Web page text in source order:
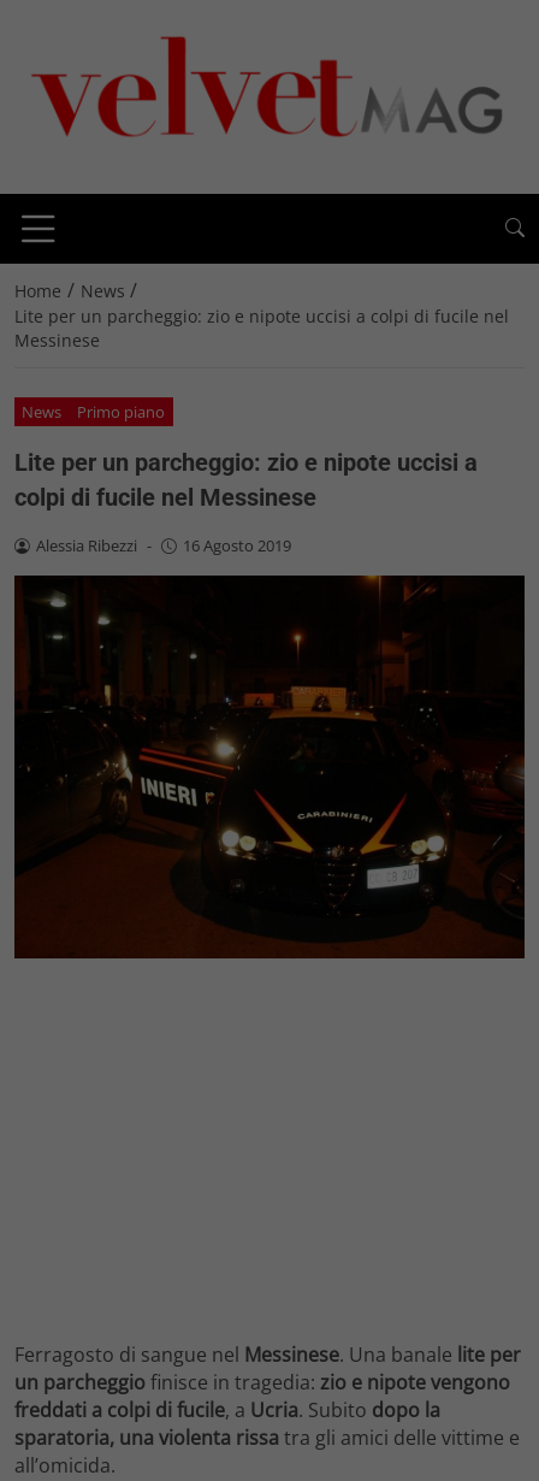
Home / News /
Lite per un parcheggio: zio e nipote uccisi a colpi di fucile nel
Messinese
News Primo piano
Lite per un parcheggio: zio e nipote uccisi a
colpi di fucile nel Messinese
Alessia Ribezzi - 16 Agosto 2019
Ferragosto di sangue nel Messinese. Una banale lite per
un parcheggiofinisce in tragedia: zio e nipote vengono
freddati a colpi di fucile, a Ucria. Subito dopo la
sparatoria, una violenta rissa tra gli amici delle vittime e
all’omicida.